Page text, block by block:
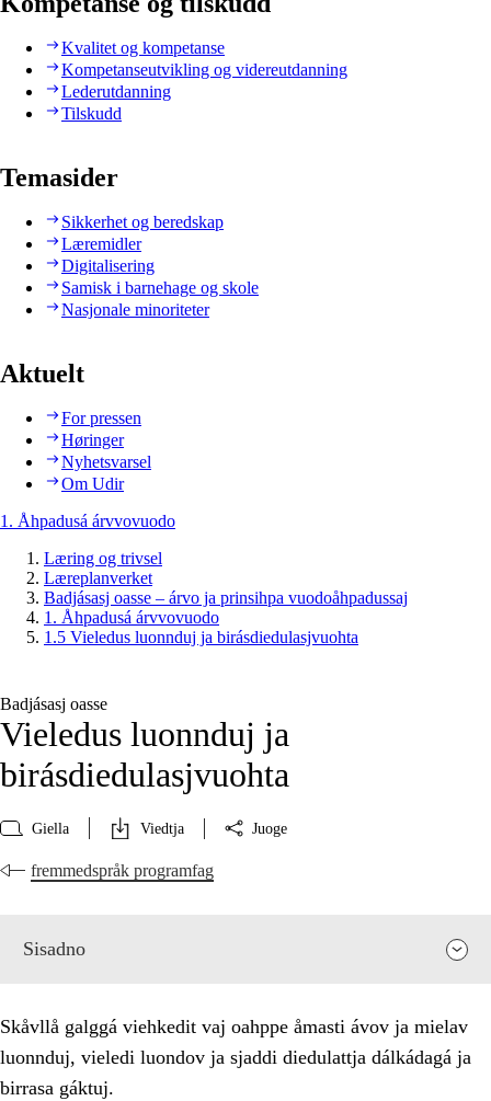
Kvalitet og kompetanse
Kompetanseutvikling og videreutdanning
Lederutdanning
Tilskudd
Temasider
Sikkerhet og beredskap
Læremidler
Digitalisering
Samisk i barnehage og skole
Nasjonale minoriteter
Aktuelt
For pressen
Høringer
Nyhetsvarsel
Om Udir
1. Åhpadusá árvvovuodo
Læring og trivsel
Læreplanverket
Badjásasj oasse – árvo ja prinsihpa vuodoåhpadussaj
1. Åhpadusá árvvovuodo
1.5 Vieledus luonnduj ja birásdiedulasjvuohta
Badjásasj oasse
Vieledus luonnduj ja
birásdiedulasjvuohta
Giella Viedtja Juoge
fremmedspråk programfag
Sisadno
Skåvllå galggá viehkedit vaj oahppe åmasti ávov ja mielav
luonnduj, vieledi luondov ja sjaddi diedulattja dálkádagá ja
birrasa gáktuj.